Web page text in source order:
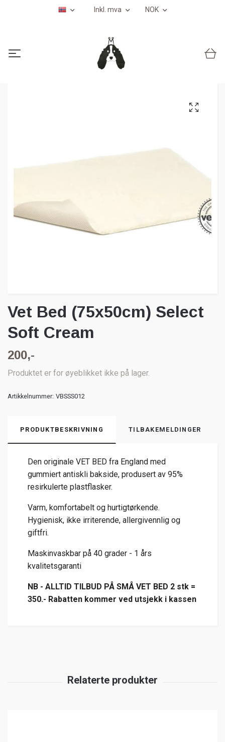
Inkl. mva NOK
Vet Bed (75x50cm) Select
Soft Cream
200,-
Produktet er for øyeblikket ikke på lager.
Artikkelnummer: VBSSS012
PRODUKTBESKRIVNING TILBAKEMELDINGER
Den originale VET BED fra England med
gummiert antiskli bakside, produsert av 95%
resirkulerte plastflasker.
Varm, komfortabelt og hurtigtørkende.
Hygienisk, ikke irriterende, allergivennlig og
giftfri.
Maskinvaskbar på 40 grader - 1 års
kvalitetsgaranti
NB - ALLTID TILBUD PÅ SMÅ VET BED 2 stk =
350.- Rabatten kommer ved utsjekk i kassen